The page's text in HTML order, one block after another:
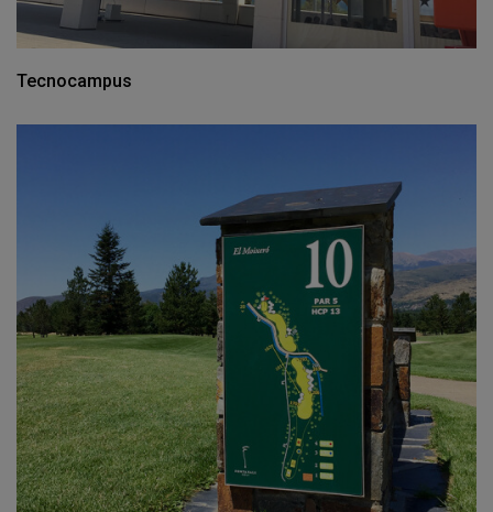
Tecnocampus